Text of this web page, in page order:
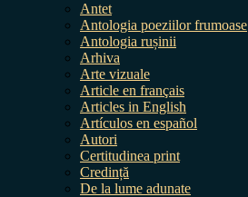
Antet
Antologia poeziilor frumoase
Antologia rușinii
Arhiva
Arte vizuale
Article en français
Articles in English
Artículos en español
Autori
Certitudinea print
Credință
De la lume adunate